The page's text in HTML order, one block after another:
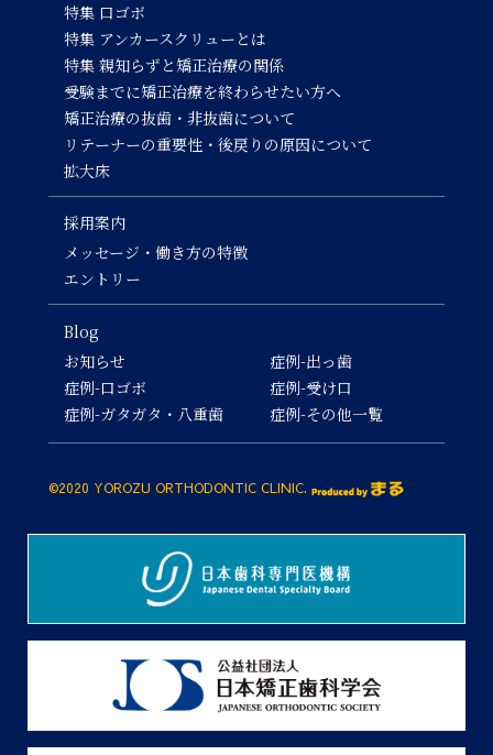
特集 口ゴボ
特集 アンカースクリューとは
特集 親知らずと矯正治療の関係
受験までに矯正治療を終わらせたい方へ
矯正治療の抜歯・非抜歯について
リテーナーの重要性・後戻りの原因について
拡大床
採用案内
メッセージ・働き方の特徴
エントリー
Blog
お知らせ
症例-口ゴボ
症例-ガタガタ・八重歯
症例-出っ歯
症例-受け口
症例-その他一覧
©2020 YOROZU ORTHODONTIC CLINIC.